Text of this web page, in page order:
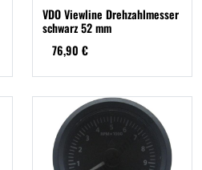
VDO Viewline Drehzahlmesser
schwarz 52 mm
76,90 €